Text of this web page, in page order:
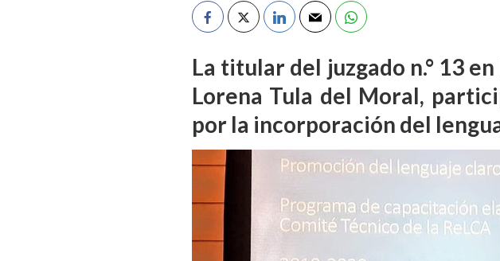
La titular del juzgado n.° 13
Lorena Tula del Moral,
por la incorporación del